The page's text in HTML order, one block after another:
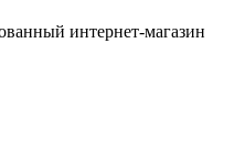
интернет-магазин